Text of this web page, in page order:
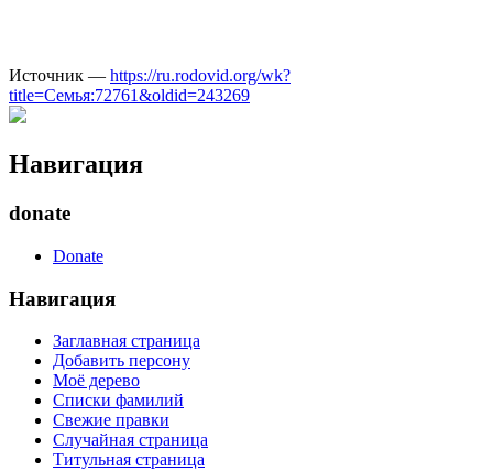
Источник — https://ru.rodovid.org/wk?
title=Семья:72761&oldid=243269
Навигация
donate
Donate
Навигация
Заглавная страница
Добавить персону
Моё дерево
Списки фамилий
Свежие правки
Случайная страница
Титульная страница